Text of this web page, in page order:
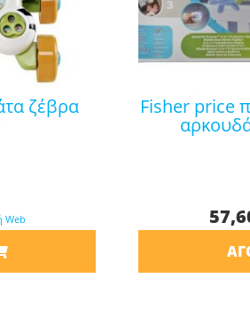
Web
fisher price περιστρεφόμενο-